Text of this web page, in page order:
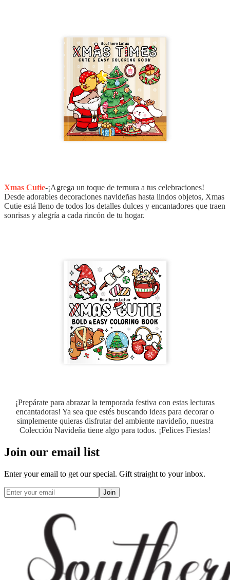
Xmas Cutie-¡Agrega un toque de ternura a tus celebraciones!
Desde adorables decoraciones navideñas hasta lindos objetos, Xmas
Cutie está lleno de todos los detalles dulces y encantadores que traen
sonrisas y alegría a cada rincón de tu hogar.
¡Prepárate para abrazar la temporada festiva con estas lecturas
encantadoras! Ya sea que estés buscando ideas para decorar o
simplemente quieras disfrutar del ambiente navideño, nuestra
Colección Navideña tiene algo para todos. ¡Felices Fiestas!
Join our email list
Enter your email to get our special. Gift straight to your inbox.
Join